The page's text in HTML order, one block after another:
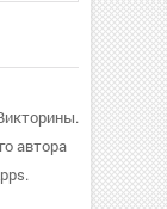
автора